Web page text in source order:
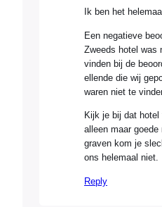
Ik ben het
Een negatieve
Zweeds hotel was
vinden bij de
ellende die wij
waren niet te
Kijk je bij dat
alleen maar
graven kom je
ons helemaal niet.
Reply